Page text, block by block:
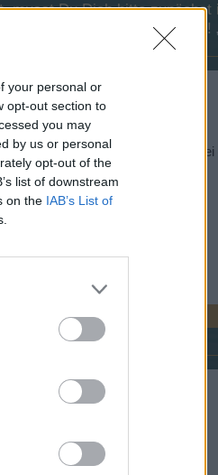
your personal or
opt-out section to
you may
by us or personal
opt-out of the
list of downstream
on the IAB’s List of
musst Du Dich bitte zunächst
Besuch in unserem Forum!
ewig ansehen
oder kann
BP daran, was ändert.